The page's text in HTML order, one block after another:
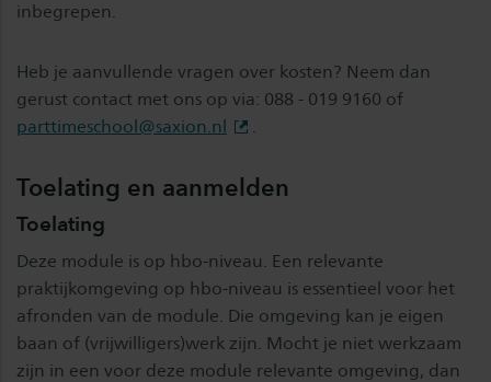
inbegrepen.
Heb je aanvullende vragen over kosten? Neem dan
gerust contact met ons op via: 088 - 019 9160 of
parttimeschool@saxion.nl
.
Toelating en aanmelden
Toelating
Deze module is op hbo-niveau. Een relevante
praktijkomgeving op hbo-niveau is essentieel voor het
afronden van de module. Die omgeving kan je eigen
baan of (vrijwilligers)werk zijn. Mocht je niet werkzaam
zijn in een voor deze module relevante omgeving, dan